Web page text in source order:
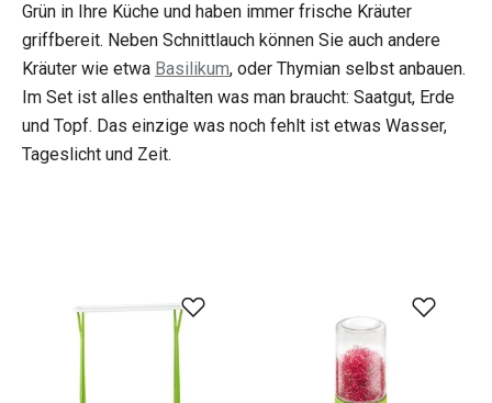
Grün in Ihre Küche und haben immer frische Kräuter
griffbereit. Neben Schnittlauch können Sie auch andere
Kräuter wie etwa Basilikum, oder Thymian selbst anbauen.
Im Set ist alles enthalten was man braucht: Saatgut, Erde
und Topf. Das einzige was noch fehlt ist etwas Wasser,
Tageslicht und Zeit.